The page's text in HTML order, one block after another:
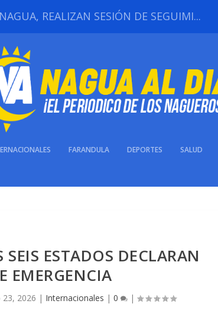
REALIZAN SESIÓN DE SEGUIMI...
FARANDULA DEPORTES SALUD
ESTADOS DECLARAN
EMERGENCIA
23, 2026 | Internacionales | 0 |